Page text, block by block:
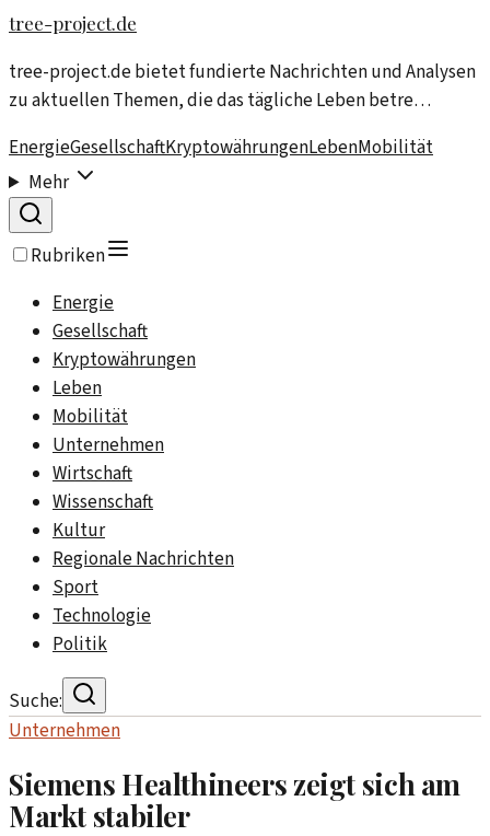
tree-project.de
tree-project.de bietet fundierte Nachrichten und Analysen
zu aktuellen Themen, die das tägliche Leben betre…
EnergieGesellschaftKryptowährungenLebenMobilität
Mehr
Rubriken
Energie
Gesellschaft
Kryptowährungen
Leben
Mobilität
Unternehmen
Wirtschaft
Wissenschaft
Kultur
Regionale Nachrichten
Sport
Technologie
Politik
Suche:
Unternehmen
Siemens Healthineers zeigt sich am
Markt stabiler